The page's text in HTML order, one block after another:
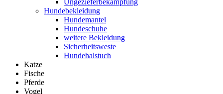
Ungezieferbekämpfung
Hundebekleidung
Hundemantel
Hundeschuhe
weitere Bekleidung
Sicherheitsweste
Hundehalstuch
Katze
Fische
Pferde
Vogel